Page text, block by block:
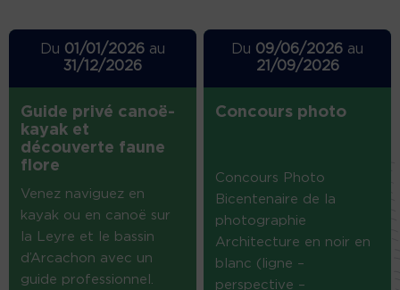
Du 01/01/2026au
31/12/2026
Guide privé canoë-
kayak et
découverte faune
flore
Venez naviguez en
kayak ou en canoë sur
la Leyre et le bassin
d’Arcachon avec un
guide professionnel.
Du 09/06/2026 au
21/09/2026
Concours photo
Concours Photo
Bicentenaire de la
photographie
Architecture en noir en
blanc (ligne –
perspective –